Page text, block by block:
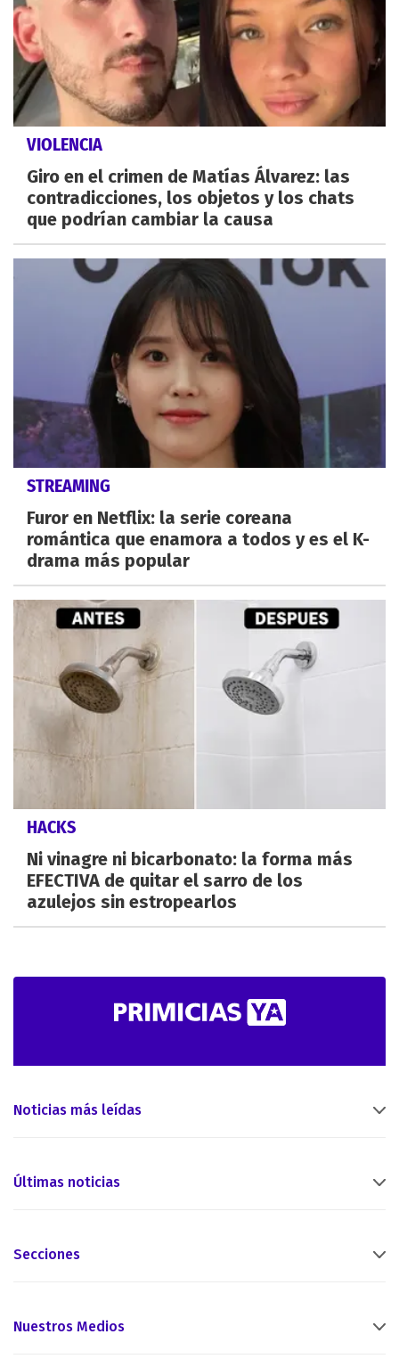
VIOLENCIA
Giro en el crimen de Matías Álvarez: las
contradicciones, los objetos y los chats
que podrían cambiar la causa
STREAMING
Furor en Netflix: la serie coreana
romántica que enamora a todos y es el K-
drama más popular
HACKS
Ni vinagre ni bicarbonato: la forma más
EFECTIVA de quitar el sarro de los
azulejos sin estropearlos
Noticias más leídas
Últimas noticias
Secciones
Nuestros Medios